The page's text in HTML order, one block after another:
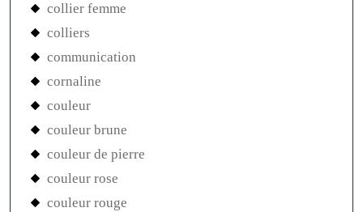
collier femme
colliers
communication
cornaline
couleur
couleur brune
couleur de pierre
couleur rose
couleur rouge